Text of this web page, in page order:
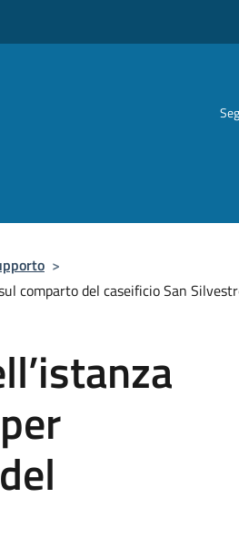
>
comparto del caseificio San